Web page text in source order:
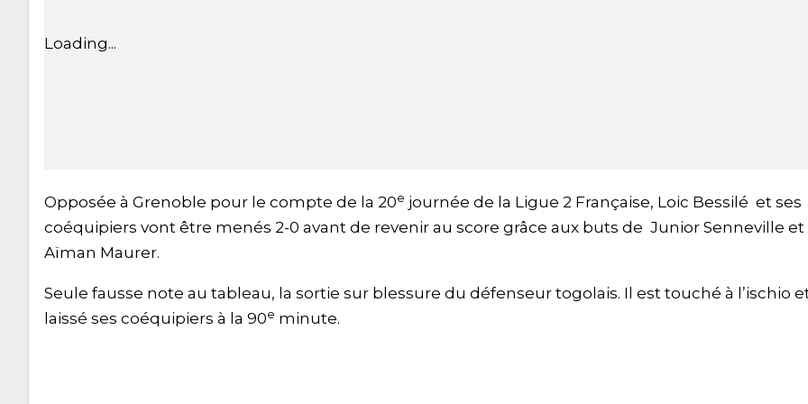
Loading...
Opposée à Grenoble pour le compte de la 20e journée de la Ligue 2 Française, Loic Bessilé et ses
coéquipiers vont être menés 2-0 avant de revenir au score grâce aux buts de Junior Senneville et
Aïman Maurer.
Seule fausse note au tableau, la sortie sur blessure du défenseur togolais. Il est touché à l’ischio
laissé ses coéquipiers à la 90e minute.